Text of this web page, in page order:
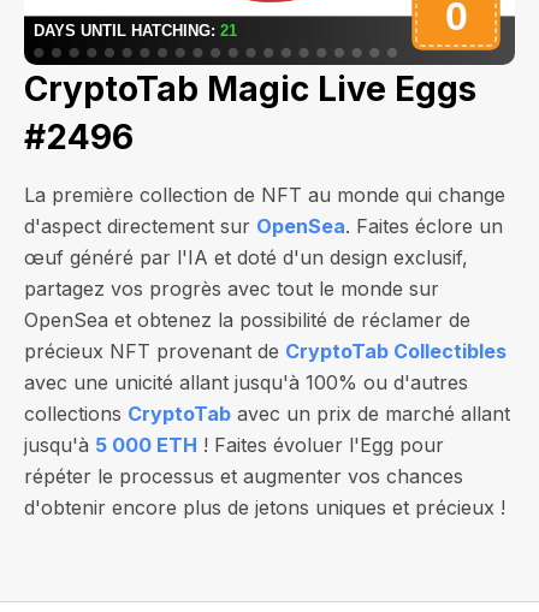
CryptoTab Magic Live Eggs
#2496
La première collection de NFT au monde qui change
d'aspect directement sur OpenSea. Faites éclore un
œuf généré par l'IA et doté d'un design exclusif,
partagez vos progrès avec tout le monde sur
OpenSea et obtenez la possibilité de réclamer de
précieux NFT provenant de CryptoTab Collectibles
avec une unicité allant jusqu'à 100% ou d'autres
collections CryptoTab avec un prix de marché allant
jusqu'à 5 000 ETH ! Faites évoluer l'Egg pour
répéter le processus et augmenter vos chances
d'obtenir encore plus de jetons uniques et précieux !